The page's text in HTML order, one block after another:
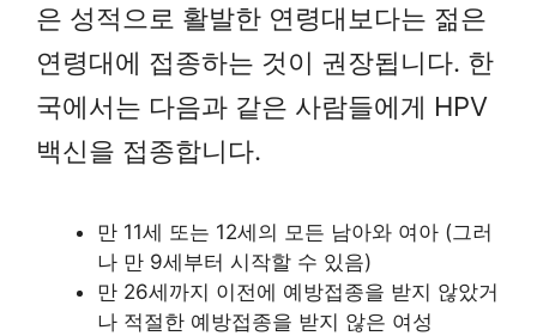
은 성적으로 활발한 연령대보다는 젊은
연령대에 접종하는 것이 권장됩니다. 한
국에서는 다음과 같은 사람들에게 HPV
백신을 접종합니다.
만 11세 또는 12세의 모든 남아와 여아 (그러
나 만 9세부터 시작할 수 있음)
만 26세까지 이전에 예방접종을 받지 않았거
나 적절한 예방접종을 받지 않은 여성